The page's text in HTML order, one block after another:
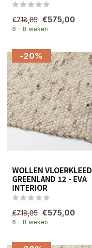
€718,85 €575,00
6 - 8 weken
-20%
WOLLEN VLOERKLEED
GREENLAND 12 - EVA
INTERIOR
€718,85 €575,00
6 - 8 weken